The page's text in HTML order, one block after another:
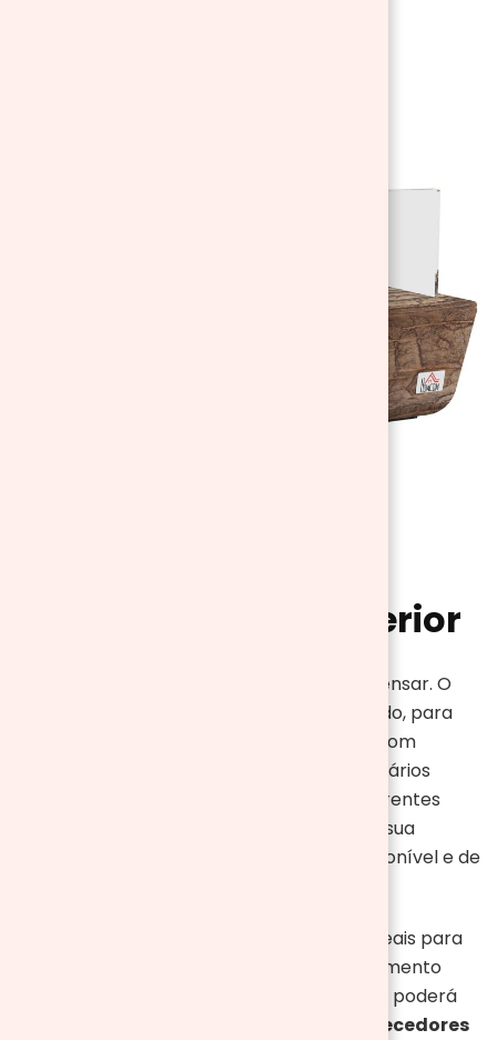
Aquecedores de Exterior
Não é só dentro de casa que temos que pensar. O
espaço exterior também pode ser aquecido, para
aproveitarmos momentos em família ou com
amigos na varanda, ou no jardim. Existem vários
modelos disponíveis, no entanto, com diferentes
formas de funcionamento. O ideal é que a sua
escolha se baseie no espaço que tem disponível e de
a gás são ideais para
espaços mais amplos. É um tipo de aquecimento
eficiente e o melhor é que, por ser portátil, poderá
aquecedores